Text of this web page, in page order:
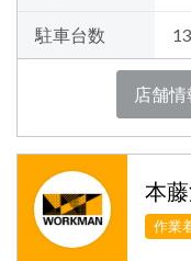
駐車台数
店舗
本
作業